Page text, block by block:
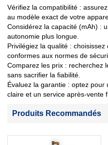
Vérifiez la compatibilité :
au modèle exact de votre
Considérez la capacité (mAh) :
autonomie plus longue.
Privilégiez la qualité :
conformes aux normes de
Comparez les prix : recherchez
sans sacrifier la fiabilité.
Évaluez la garantie : optez
claire et un service après-vente
Produits Recommandés